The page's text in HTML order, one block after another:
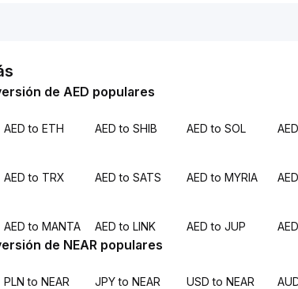
de AED populares
AED to ETH AED to SHIB AED to SOL
AED to TRX AED to SATS AED to MYRIA
AED to MANTA AED to LINK AED to JUP
de NEAR populares
PLN to NEAR JPY to NEAR USD to NEAR